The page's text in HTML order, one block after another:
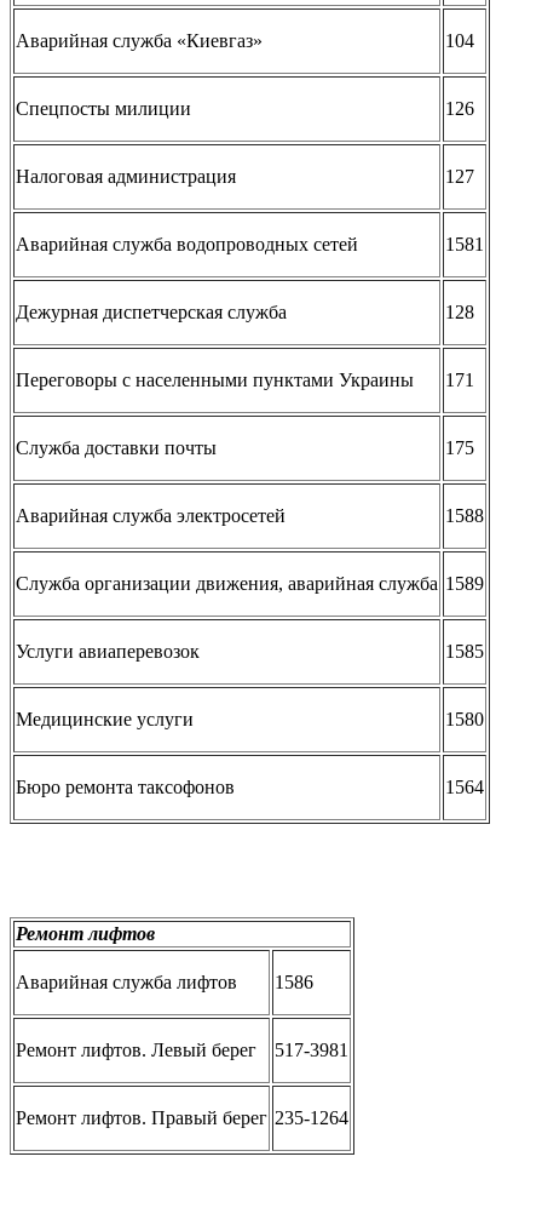
Аварийная служба «Киевгаз» 104
Спецпосты милиции 126
Налоговая администрация 127
Аварийная служба водопроводных сетей 1581
Дежурная диспетчерская служба 128
Переговоры с населенными пунктами Украины 171
Служба доставки почты 175
Аварийная служба электросетей 1588
Служба организации движения, аварийная служба 1589
Услуги авиаперевозок 1585
Медицинские услуги 1580
Бюро ремонта таксофонов 1564
Ремонт лифтов
Аварийная служба лифтов 1586
Ремонт лифтов. Левый берег 517-3981
Ремонт лифтов. Правый берег 235-1264